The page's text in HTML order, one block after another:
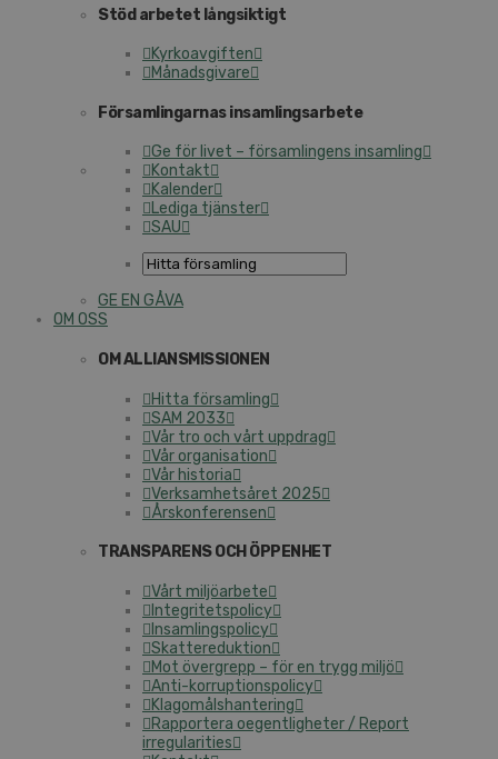
Stöd arbetet långsiktigt
Kyrkoavgiften
Månadsgivare
Församlingarnas insamlingsarbete
Ge för livet – församlingens insamling
Kontakt
Kalender
Lediga tjänster
SAU
GE EN GÅVA
OM OSS
OM ALLIANSMISSIONEN
Hitta församling
SAM 2033
Vår tro och vårt uppdrag
Vår organisation
Vår historia
Verksamhetsåret 2025
Årskonferensen
TRANSPARENS OCH ÖPPENHET
Vårt miljöarbete
Integritetspolicy
Insamlingspolicy
Skattereduktion
Mot övergrepp – för en trygg miljö
Anti-korruptionspolicy
Klagomålshantering
Rapportera oegentligheter / Report
irregularities